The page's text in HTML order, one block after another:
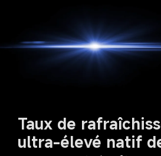
Taux de
ultra-élevé natif